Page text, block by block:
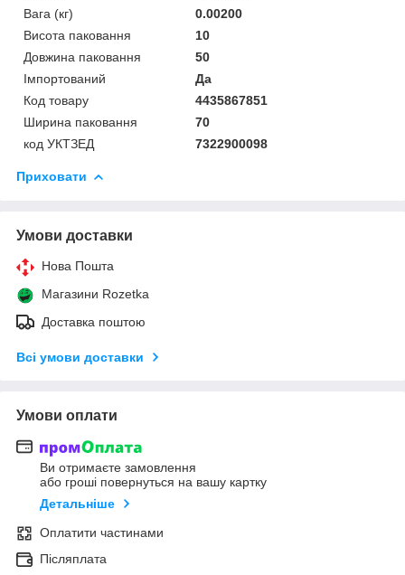
Вага (кг)
0.00200
Висота паковання
10
Довжина паковання
50
Імпортований
Да
Код товару
4435867851
Ширина паковання
70
код УКТЗЕД
7322900098
Приховати
Умови доставки
Нова Пошта
Магазини Rozetka
Доставка поштою
Всі умови доставки
Умови оплати
Ви отримаєте замовлення
або гроші повернуться на вашу картку
Детальніше
Оплатити частинами
Післяплата